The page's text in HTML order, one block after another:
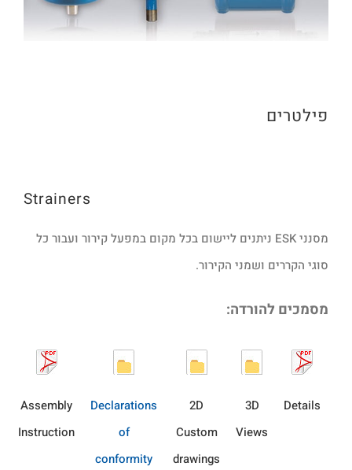
פילטרים
Strainers
מסנני ESK ניתנים ליישום בכל מקום במפעל קירור ועבור כל
סוגי הקררים ושמני הקירור.
מסמכים להורדה:
Details
3D
Views
2D
Custom
drawings
Declarations
of
conformity
Assembly
Instruction